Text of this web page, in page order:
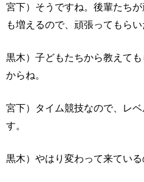
宮下）そうですね。後輩たち
も増えるので、頑張ってもらい
黒木）子どもたちから教えて
からね。
宮下）タイム競技なので、レ
す。
黒木）やはり変わって来ている